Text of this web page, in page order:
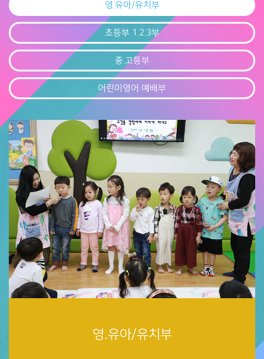
영.유아/유치부
초등부 1.2.3부
중.고등부
어린이영어 예배부
영.유아/유치부